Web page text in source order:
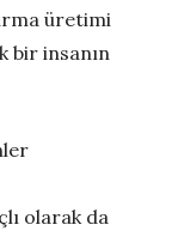
üretimi
bir insanın
olarak da